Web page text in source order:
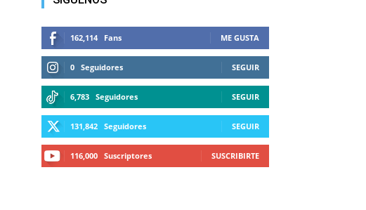
162,114 Fans ME GUSTA
0 Seguidores SEGUIR
6,783 Seguidores SEGUIR
131,842 Seguidores SEGUIR
116,000 Suscriptores SUSCRIBIRTE